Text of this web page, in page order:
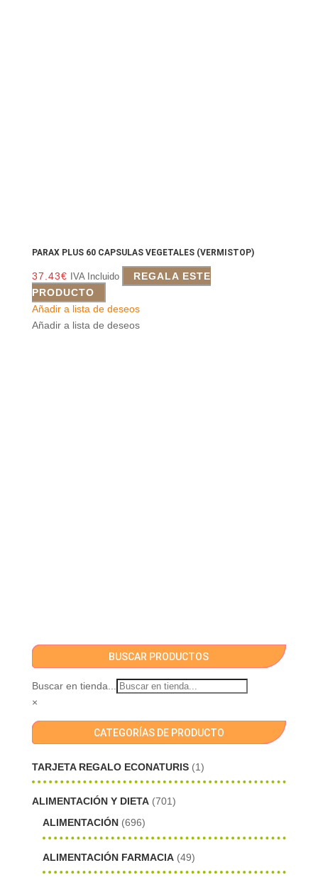
PARAX PLUS 60 CAPSULAS VEGETALES (VERMISTOP)
37.43€ IVA Incluido
REGALA ESTE
PRODUCTO
Añadir a lista de deseos
Añadir a lista de deseos
BUSCAR PRODUCTOS
Buscar en tienda...
×
CATEGORÍAS DE PRODUCTO
TARJETA REGALO ECONATURIS (1)
ALIMENTACIÓN Y DIETA (701)
ALIMENTACIÓN (696)
ALIMENTACIÓN FARMACIA (49)